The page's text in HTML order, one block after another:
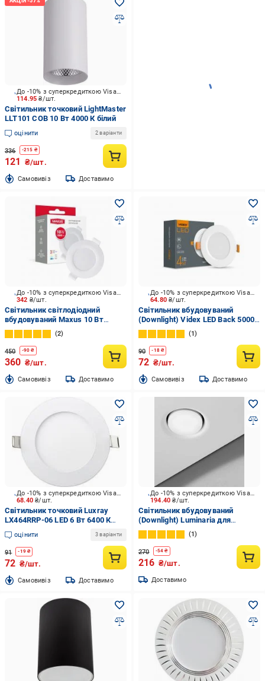
114.95₴/шт.
До -10% з суперкредиткою Visa Вигода
Світильник точковий LightMaster
LLT101 COB 10 Вт 4000 К білий
оцінити 2 варіанти
336 -215 ₴
121 ₴/шт.
Cамовивіз Доставимо
342 ₴/шт.
До -10% з суперкредиткою Visa Вигода
Світильник світлодіодний
вбудовуваний Maxus 10 Вт
3000/4000/5000 К білий 1-SDL-
10W-3CCT
2
450 -90 ₴
360 ₴/шт.
Cамовивіз Доставимо
64.80₴/шт.
До -10% з суперкредиткою Visa Вигода
Світильник вбудовуваний
(Downlight) Videx LED Back 5000
К 26337
1
90 -18₴
72 ₴/шт.
Cамовивіз Доставимо
68.40₴/шт.
До -10% з суперкредиткою Visa Вигода
Світильник точковий Luxray
LX464RRP-06 LED 6 Вт 6400 К
холодний
оцінити 3 варіанти
91 -19 ₴
72 ₴/шт.
Cамовивіз Доставимо
194.40₴/шт.
До -10% з суперкредиткою Visa Вигода
Світильник вбудовуваний
(Downlight) Luminaria для
натяжних стель GX53 білий
CB53 R105 GX53
1
270 -54 ₴
216 ₴/шт.
Доставимо